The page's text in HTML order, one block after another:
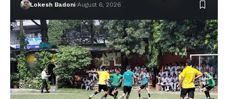
Lokesh Badoni August 6, 2026